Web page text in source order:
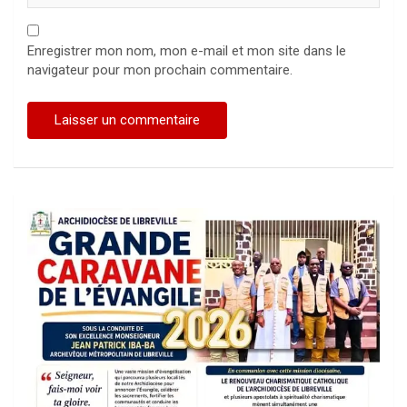
Enregistrer mon nom, mon e-mail et mon site dans le
navigateur pour mon prochain commentaire.